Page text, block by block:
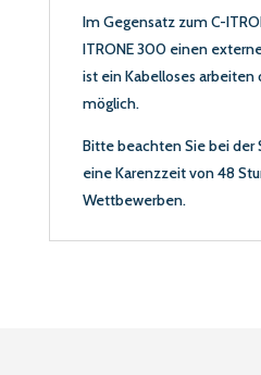
Im Gegensatz zum C-
ITRONE 300 einen
ist ein Kabelloses arbeiten
möglich.
Bitte beachten Sie bei der
eine Karenzzeit von 48
Wettbewerben.